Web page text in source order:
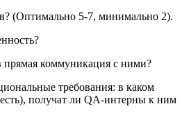
(Оптимально 5-7, минимально 2).
прямая коммуникация с ними?
требования: в каком
получат ли QA-интерны к ним